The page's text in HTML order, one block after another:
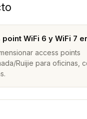
WiFi 6 y WiFi 7
access points
Ruijie para oficinas,